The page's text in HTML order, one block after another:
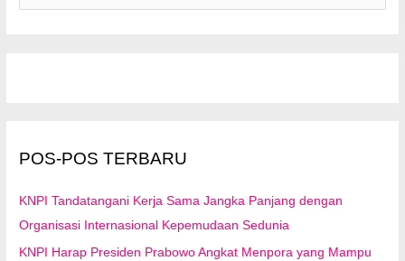
kPOS-POS TERBARU
KNPI Tandatangani Kerja Sama Jangka Panjang dengan
Organisasi Internasional Kepemudaan Sedunia
KNPI Harap Presiden Prabowo Angkat Menpora yang Mampu